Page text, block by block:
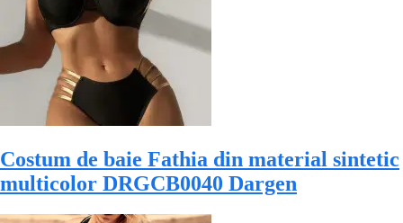
Costum de baie Fathia din material sintetic
multicolor DRGCB0040 Dargen